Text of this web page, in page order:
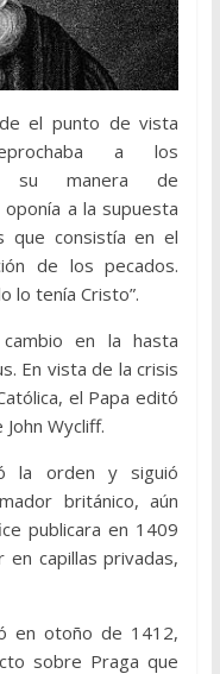
el punto de vista
a los
su manera de
a la supuesta
que consistía en el
de los pecados.
lo tenía Cristo”.
en la hasta
En vista de la crisis
el Papa editó
Wycliff.
la orden y siguió
británico, aún
publicara en 1409
capillas privadas,
en otoño de 1412,
sobre Praga que